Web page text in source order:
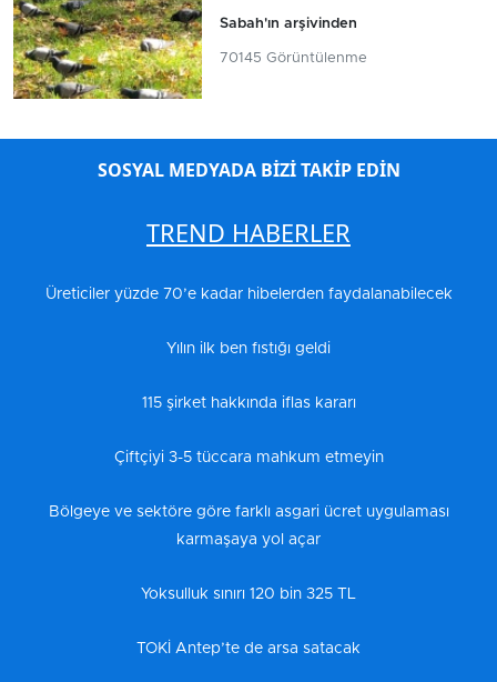
Sabah'ın arşivinden
70145 Görüntülenme
SOSYAL MEDYADA BİZİ TAKİP EDİN
TREND HABERLER
Üreticiler yüzde 70’e kadar hibelerden faydalanabilecek
Yılın ilk ben fıstığı geldi
115 şirket hakkında iflas kararı
Çiftçiyi 3-5 tüccara mahkum etmeyin
Bölgeye ve sektöre göre farklı asgari ücret uygulaması
karmaşaya yol açar
Yoksulluk sınırı 120 bin 325 TL
TOKİ Antep’te de arsa satacak